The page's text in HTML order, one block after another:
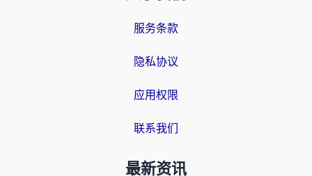
服务条款
隐私协议
应用权限
联系我们
最新资讯